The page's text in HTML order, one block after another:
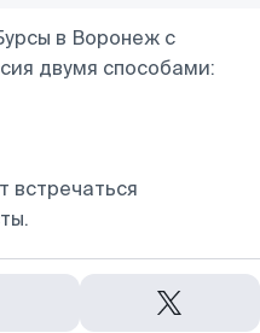
в Воронеж с
двумя способами:
встречаться